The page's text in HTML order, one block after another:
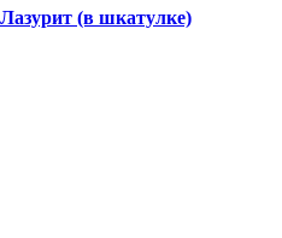
(в шкатулке)